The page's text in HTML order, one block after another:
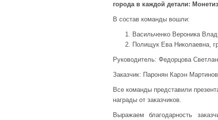
города в каждой детали:
В состав команды вошли:
Васильченко Вероника
Полищук Ева Николаевна,
Руководитель: Федорцова
Заказчик: Паронян Карэн
Все команды представили
награды от заказчиков.
Выражаем благодарность